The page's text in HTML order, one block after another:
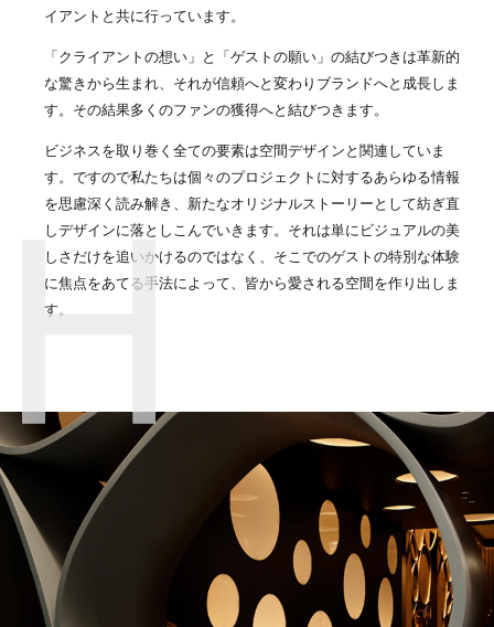
イアントと共に行っています。
「クライアントの想い」と「ゲストの願い」の結びつきは革新的
な驚きから生まれ、それが信頼へと変わりブランドへと成長しま
す。その結果多くのファンの獲得へと結びつきます。
ビジネスを取り巻く全ての要素は空間デザインと関連していま
す。ですので私たちは個々のプロジェクトに対するあらゆる情報
を思慮深く読み解き、新たなオリジナルストーリーとして紡ぎ直
しデザインに落としこんでいきます。それは単にビジュアルの美
しさだけを追いかけるのではなく、そこでのゲストの特別な体験
に焦点をあてる手法によって、皆から愛される空間を作り出しま
す。